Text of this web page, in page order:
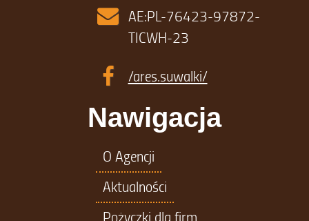
AE:PL-76423-97872-
TICWH-23
/ares.suwalki/
Nawigacja
O Agencji
Aktualności